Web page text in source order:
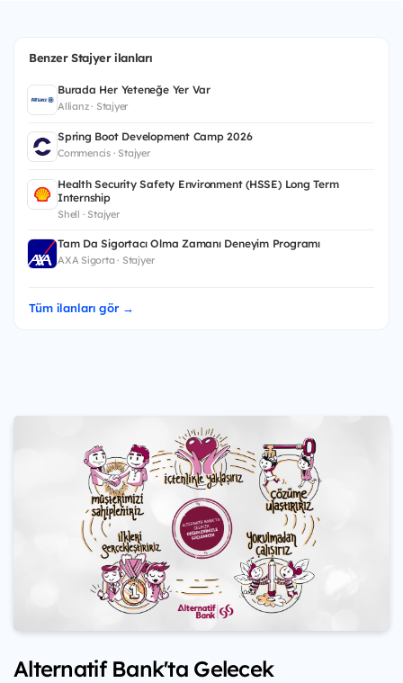
Benzer Stajyer ilanları
Burada Her Yeteneğe Yer Var
Allianz · Stajyer
Spring Boot Development Camp 2026
Commencis · Stajyer
Health Security Safety Environment (HSSE) Long Term
Internship
Shell · Stajyer
Tam Da Sigortacı Olma Zamanı Deneyim Programı
AXA Sigorta · Stajyer
Tüm ilanları gör →
Alternatif Bank'ta Gelecek